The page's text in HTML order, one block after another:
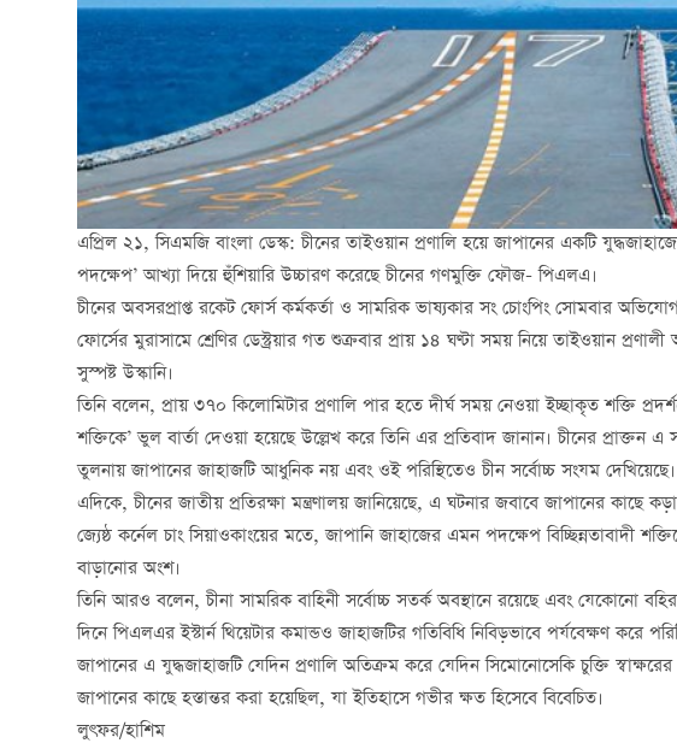
এপ্রিল ২১, সিএমজি বাংলা ডেস্ক: চীনের তাইওয়ান প্রণালি হয়ে জাপানের একটি
পদক্ষেপ’ আখ্যা দিয়ে হুঁশিয়ারি উচ্চারণ করেছে চীনের গণমুক্তি ফৌজ- পিএলএ।
চীনের অবসরপ্রাপ্ত রকেট ফোর্স কর্মকর্তা ও সামরিক ভাষ্যকার সং চোংপিং সোমবার
ফোর্সের মুরাসামে শ্রেণির ডেস্ট্রয়ার গত শুক্রবার প্রায় ১৪ ঘণ্টা সময় নিয়ে তাইওয়ান
সুস্পষ্ট উস্কানি।
তিনি বলেন, প্রায় ৩৭০ কিলোমিটার প্রণালি পার হতে দীর্ঘ সময় নেওয়া ইচ্ছাকৃত শক্তি
শক্তিকে’ ভুল বার্তা দেওয়া হয়েছে উল্লেখ করে তিনি এর প্রতিবাদ জানান। চীনের প্রাক্তন এ
তুলনায় জাপানের জাহাজটি আধুনিক নয় এবং ওই পরিস্থিতেও চীন সর্বোচ্চ সংযম দেখিয়েছে।
এদিকে, চীনের জাতীয় প্রতিরক্ষা মন্ত্রণালয় জানিয়েছে, এ ঘটনার জবাবে জাপানের কাছে কড়া
জ্যেষ্ঠ কর্নেল চাং সিয়াওকাংয়ের মতে, জাপানি জাহাজের এমন পদক্ষেপ বিচ্ছিন্নতাবাদী
বাড়ানোর অংশ।
তিনি আরও বলেন, চীনা সামরিক বাহিনী সর্বোচ্চ সতর্ক অবস্থানে রয়েছে এবং যেকোনো
দিনে পিএলএর ইস্টার্ন থিয়েটার কমান্ডও জাহাজটির গতিবিধি নিবিড়ভাবে পর্যবেক্ষণ করে
জাপানের এ যুদ্ধজাহাজটি যেদিন প্রণালি অতিক্রম করে যেদিন সিমোনোসেকি চুক্তি
জাপানের কাছে হস্তান্তর করা হয়েছিল, যা ইতিহাসে গভীর ক্ষত হিসেবে বিবেচিত।
লুৎফর/হাশিম